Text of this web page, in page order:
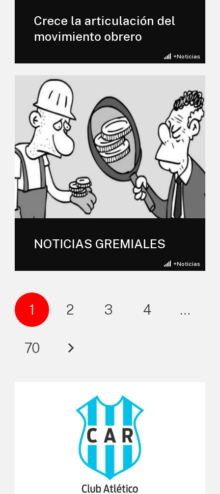
+Noticias
Crece la articulación del
movimiento obrero
+Noticias
NOTICIAS GREMIALES
1 2 3 4 …
70